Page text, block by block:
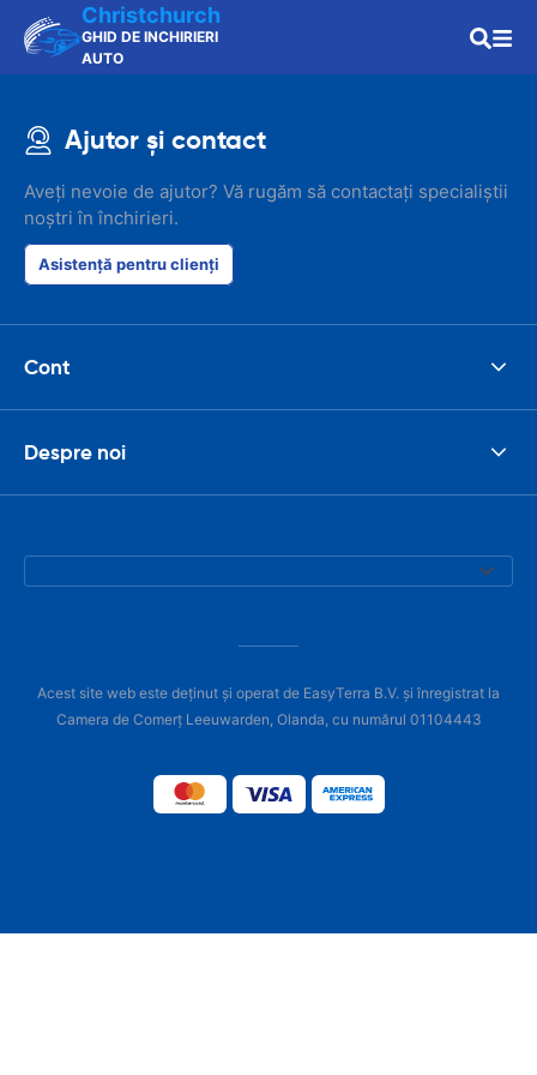
Christchurch
GHID DE INCHIRIERI
AUTO
Ajutor și contact
Aveți nevoie de ajutor? Vă rugăm să contactați specialiștii
noștri în închirieri.
Asistență pentru clienți
Cont
Despre noi
Acest site web este deținut și operat de EasyTerra B.V. și înregistrat la
Camera de Comerț Leeuwarden, Olanda, cu numărul 01104443